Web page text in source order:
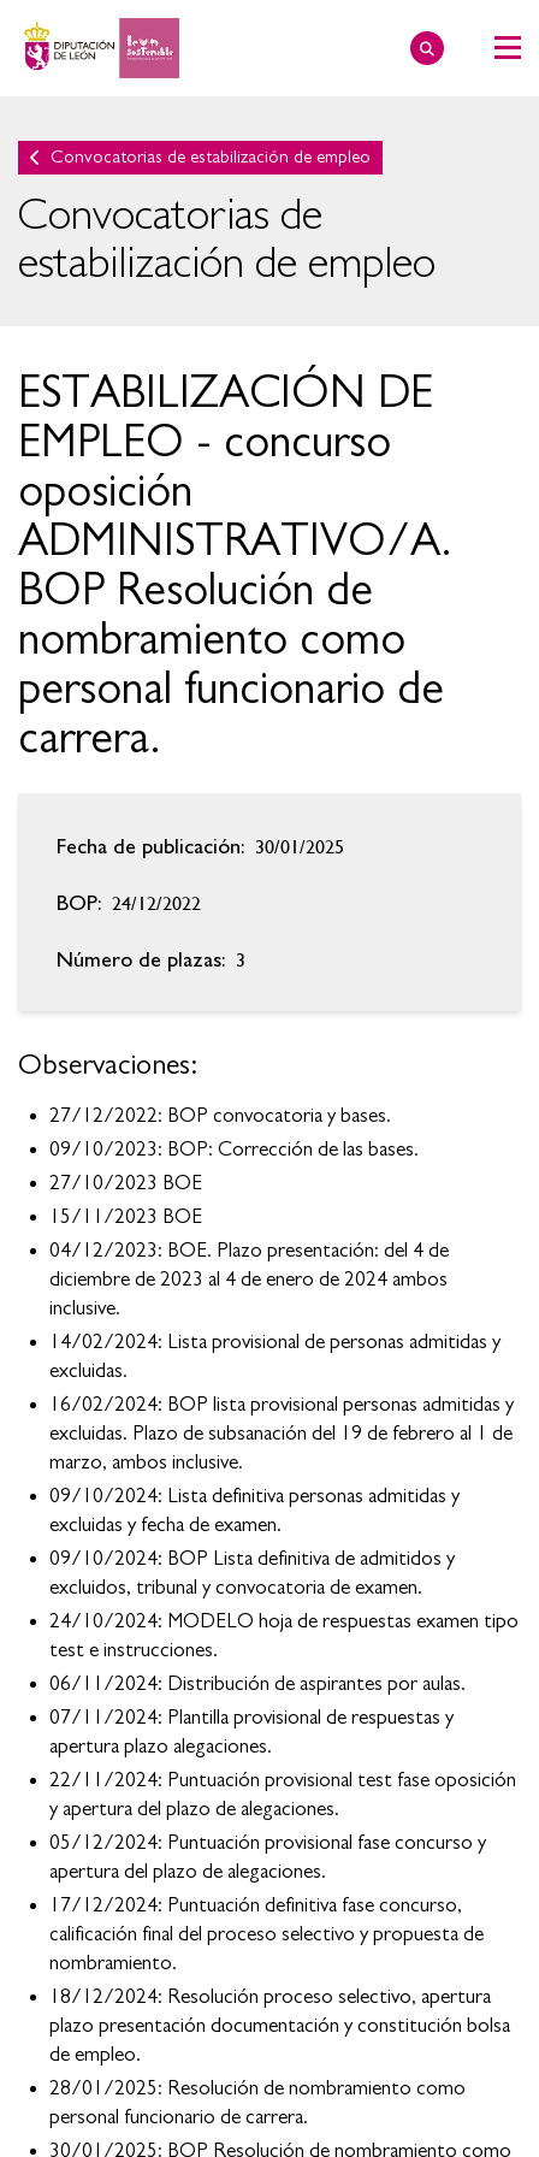
Convocatorias de estabilización de empleo
Convocatorias de
estabilización de empleo
ESTABILIZACIÓN DE
EMPLEO - concurso
oposición
ADMINISTRATIVO/A.
BOP Resolución de
nombramiento como
personal funcionario de
carrera.
Fecha de publicación: 30/01/2025
BOP: 24/12/2022
Número de plazas: 3
Observaciones:
27/12/2022: BOP convocatoria y bases.
09/10/2023: BOP: Corrección de las bases.
27/10/2023 BOE
15/11/2023 BOE
04/12/2023: BOE. Plazo presentación: del 4 de
diciembre de 2023 al 4 de enero de 2024 ambos
inclusive.
14/02/2024: Lista provisional de personas admitidas y
excluidas.
16/02/2024: BOP lista provisional personas admitidas y
excluidas. Plazo de subsanación del 19 de febrero al 1 de
marzo, ambos inclusive.
09/10/2024: Lista definitiva personas admitidas y
excluidas y fecha de examen.
09/10/2024: BOP Lista definitiva de admitidos y
excluidos, tribunal y convocatoria de examen.
24/10/2024: MODELO hoja de respuestas examen tipo
test e instrucciones.
06/11/2024: Distribución de aspirantes por aulas.
07/11/2024: Plantilla provisional de respuestas y
apertura plazo alegaciones.
22/11/2024: Puntuación provisional test fase oposición
y apertura del plazo de alegaciones.
05/12/2024: Puntuación provisional fase concurso y
apertura del plazo de alegaciones.
17/12/2024: Puntuación definitiva fase concurso,
calificación final del proceso selectivo y propuesta de
nombramiento.
18/12/2024: Resolución proceso selectivo, apertura
plazo presentación documentación y constitución bolsa
de empleo.
28/01/2025: Resolución de nombramiento como
personal funcionario de carrera.
30/01/2025: BOP Resolución de nombramiento como